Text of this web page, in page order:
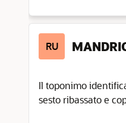
RU
Il toponimo
sesto ribassato e